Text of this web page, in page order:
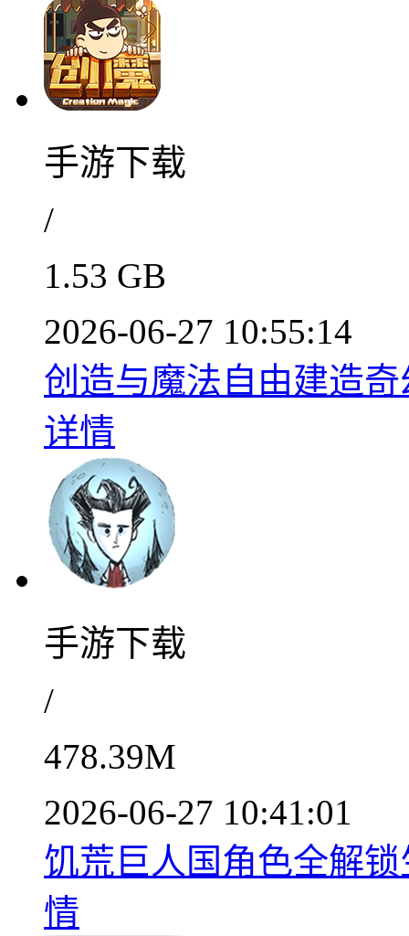
手游下载
/
1.53 GB
2026-06-27 10:55:14
创造与魔法自由建造
详情
手游下载
/
478.39M
2026-06-27 10:41:01
饥荒巨人国角色全解
情